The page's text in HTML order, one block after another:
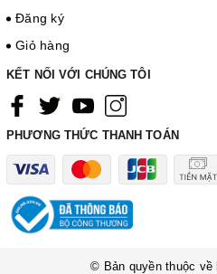
Đăng ký
Giỏ hàng
KẾT NỐI VỚI CHÚNG TÔI
PHƯƠNG THỨC THANH TOÁN
© Bản quyền thuộc về